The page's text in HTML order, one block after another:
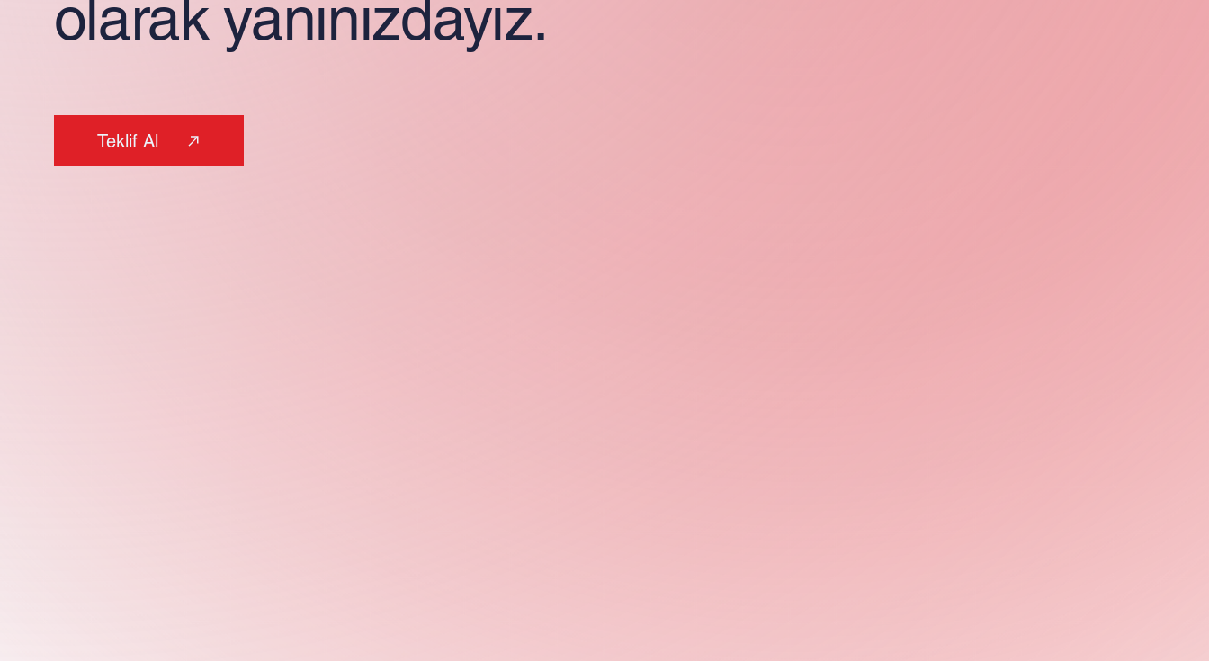
olarak yanınızdayız.
Teklif Al